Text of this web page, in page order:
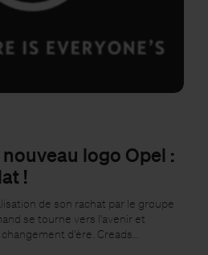
logo Opel :
!
de son rachat par le groupe
se tourne vers l'avenir et
d'ère. Creads…